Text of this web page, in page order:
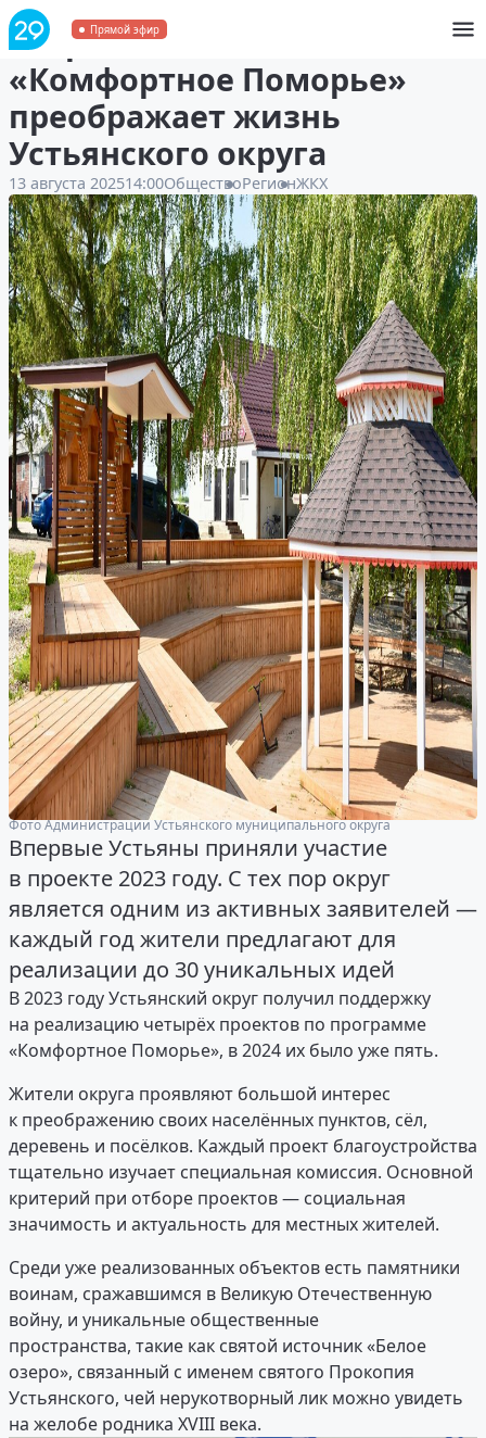
Прямой эфир
Сохраняя святые места:
«Комфортное Поморье»
преображает жизнь
Устьянского округа
13 августа 202514:00ОбществоРегионЖКХ
Фото Администрации Устьянского муниципального округа
Впервые Устьяны приняли участие
в проекте 2023 году. С тех пор округ
является одним из активных заявителей —
каждый год жители предлагают для
реализации до 30 уникальных идей
В 2023 году Устьянский округ получил поддержку
на реализацию четырёх проектов по программе
«Комфортное Поморье», в 2024 их было уже пять.
Жители округа проявляют большой интерес
к преображению своих населённых пунктов, сёл,
деревень и посёлков. Каждый проект благоустройства
тщательно изучает специальная комиссия. Основной
критерий при отборе проектов — социальная
значимость и актуальность для местных жителей.
Среди уже реализованных объектов есть памятники
воинам, сражавшимся в Великую Отечественную
войну, и уникальные общественные
пространства, такие как святой источник «Белое
озеро», связанный с именем святого Прокопия
Устьянского, чей нерукотворный лик можно увидеть
на желобе родника XVIII века.